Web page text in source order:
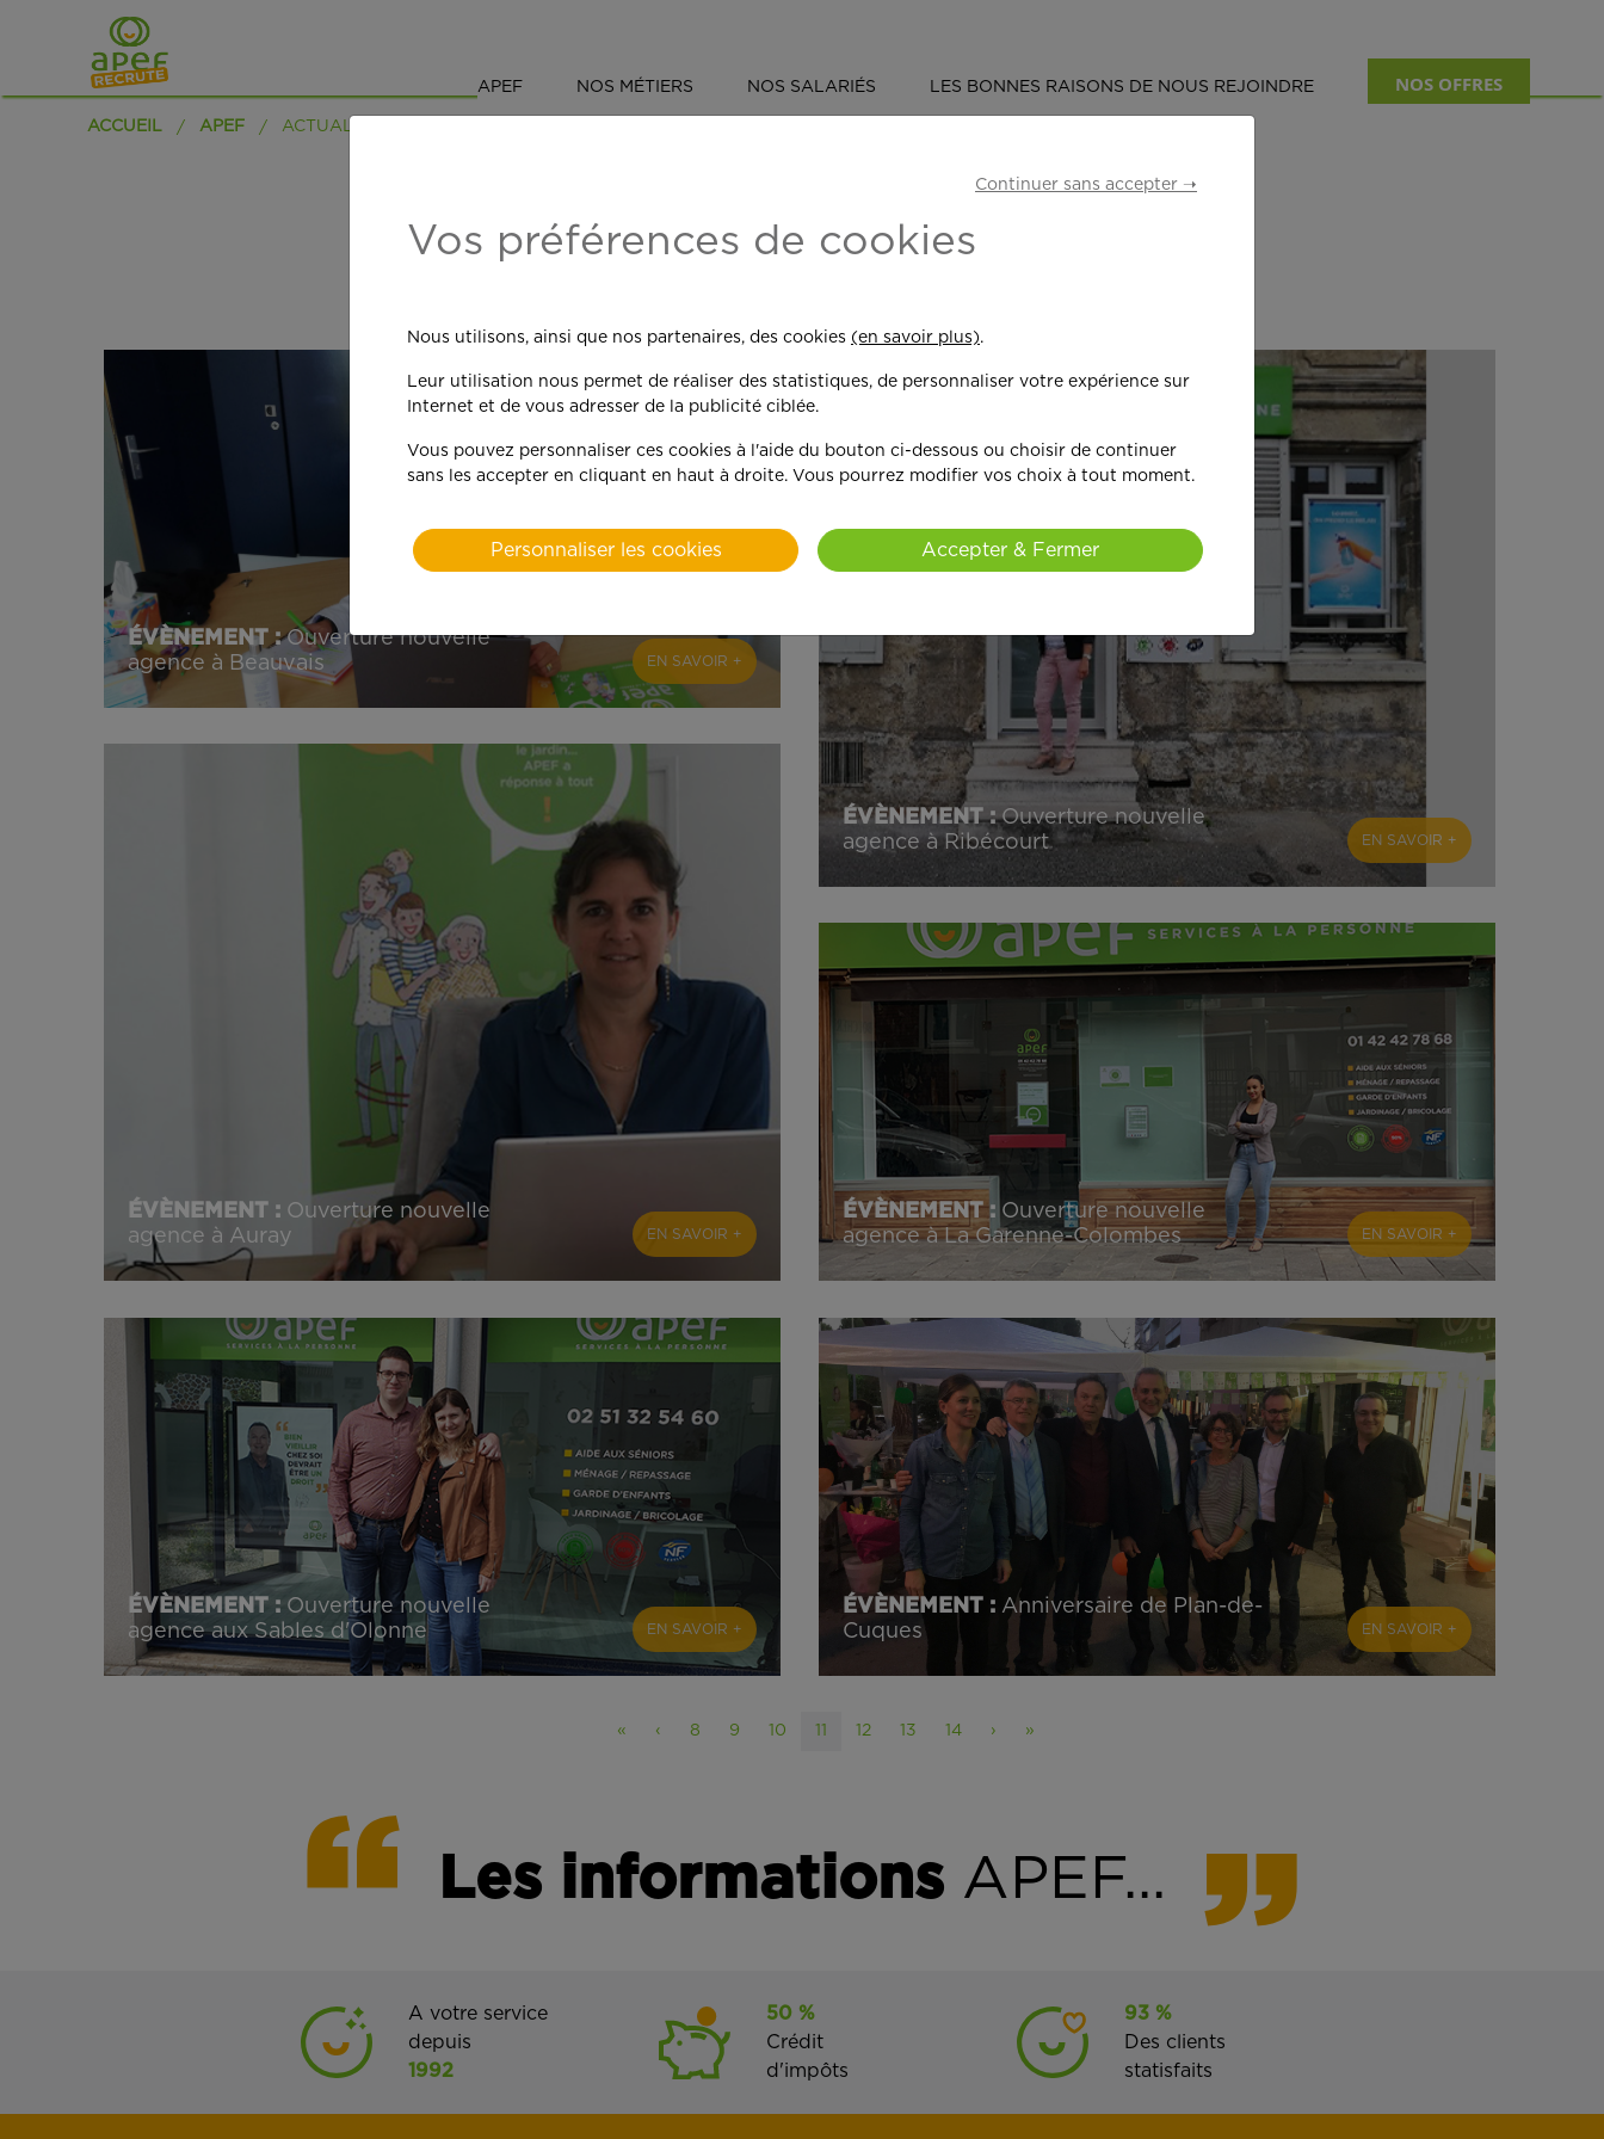
APEF NOS MÉTIERS NOS SALARIÉS LES BONNES RAISONS DE NOUS REJOINDRE NOS OFFRES
ACCUEIL APEF ACTUALITÉS
Les actualitésAPEF...
ÉVÈNEMENT :Ouverture nouvelle
agence à Beauvais
EN SAVOIR +
ÉVÈNEMENT :Ouverture nouvelle
agence à Ribécourt
EN SAVOIR +
ÉVÈNEMENT : Ouverture nouvelle
agence à Auray
EN SAVOIR +
ÉVÈNEMENT : Ouverture nouvelle
agence à La Garenne-Colombes
EN SAVOIR +
ÉVÈNEMENT : Ouverture nouvelle
agence aux Sables d'Olonne
EN SAVOIR +
ÉVÈNEMENT : Anniversaire de Plan-de-
Cuques
EN SAVOIR +
« ‹ 8 9 10 11 12 13 14 › »
Les informations APEF...
A votre service
depuis
1992
50 %
Crédit
d'impôts
93 %
Des clients
statisfaits
Continuer sans accepter ➝
Vos préférences de cookies
Nous utilisons, ainsi que nos partenaires, des cookies (en savoir plus).
Leur utilisation nous permet de réaliser des statistiques, de personnaliser votre expérience sur
Internet et de vous adresser de la publicité ciblée.
Vous pouvez personnaliser ces cookies à l'aide du bouton ci-dessous ou choisir de continuer
sans les accepter en cliquant en haut à droite. Vous pourrez modifier vos choix à tout moment.
Personnaliser les cookies Accepter & Fermer